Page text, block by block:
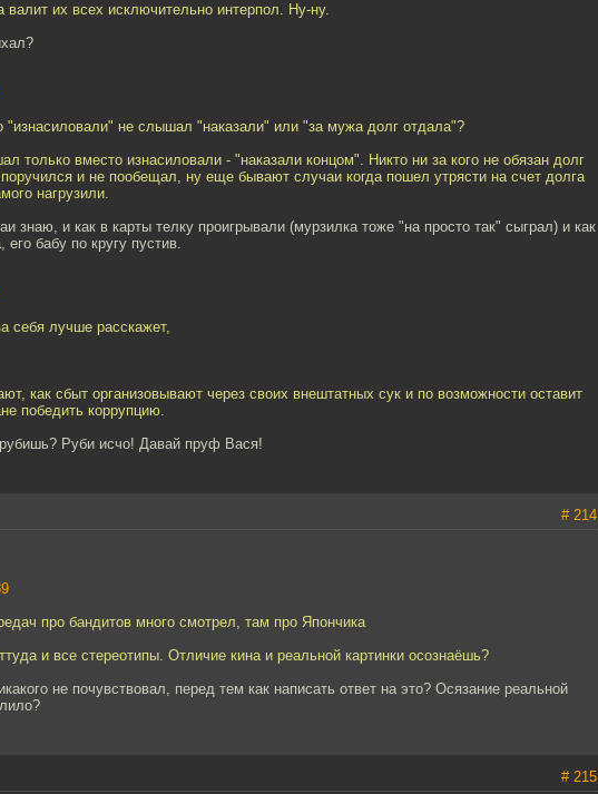
валит их всех исключительно интерпол. Ну-ну.
"изнасиловали" не слышал "наказали" или "за мужа долг отдала"?
только вместо изнасиловали - "наказали концом". Никто ни за кого не обязан долг
и не пообещал, ну еще бывают случаи когда пошел утрясти на счет долга
нагрузили.
знаю, и как в карты телку проигрывали (мурзилка тоже "на просто так" сыграл) и как
бабу по кругу пустив.
себя лучше расскажет,
как сбыт организовывают через своих внештатных сук и по возможности оставит
победить коррупцию.
Руби исчо! Давай пруф Вася!
# 214
про бандитов много смотрел, там про Япончика
и все стереотипы. Отличие кина и реальной картинки осознаёшь?
не почувствовал, перед тем как написать ответ на это? Осязание реальной
# 215